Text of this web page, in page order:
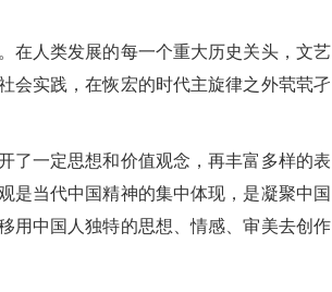
人类发展的每一个重大历史关头，文艺
会实践，在恢宏的时代主旋律之外茕茕孑
一定思想和价值观念，再丰富多样的表
是当代中国精神的集中体现，是凝聚中国
用中国人独特的思想、情感、审美去创作